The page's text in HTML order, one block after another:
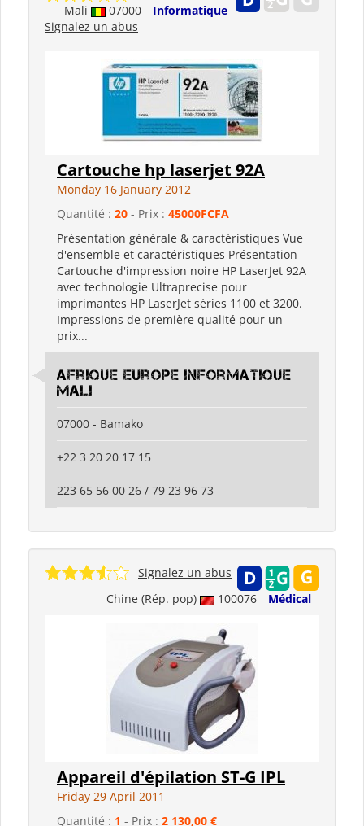
Mali 07000
Informatique
Signalez un abus
Cartouche hp laserjet 92A
Monday 16 January 2012
Quantité : 20 - Prix : 45000FCFA
Présentation générale & caractéristiques Vue
d'ensemble et caractéristiques Présentation
Cartouche d'impression noire HP LaserJet 92A
avec technologie Ultraprecise pour
imprimantes HP LaserJet séries 1100 et 3200.
Impressions de première qualité pour un
prix...
Afrique Europe Informatique
Mali
07000 - Bamako
+22 3 20 20 17 15
223 65 56 00 26 / 79 23 96 73
Chine (Rép. pop) 100076 Médical
Signalez un abus
Appareil d'épilation ST-G IPL
Friday 29 April 2011
Quantité : 1 - Prix : 2 130,00 €